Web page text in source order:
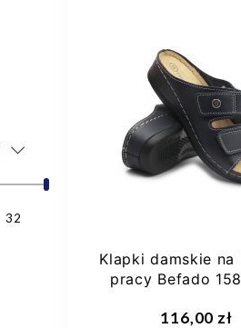
32
37 38
40
+1
Klapki damskie na
pracy Befado
116,00 zł